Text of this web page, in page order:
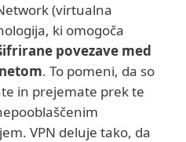
(virtualna
ki omogoča
povezave med
. To pomeni, da so
in prejemate prek te
VPN deluje tako, da